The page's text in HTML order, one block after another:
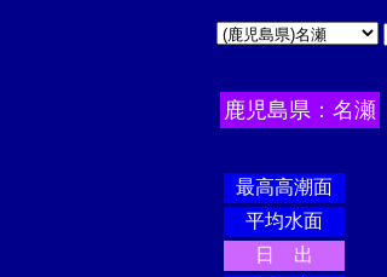
鹿児島県：名瀬
最高高潮面
平均水面
日 出